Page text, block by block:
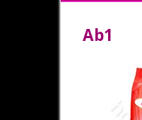
Ab1